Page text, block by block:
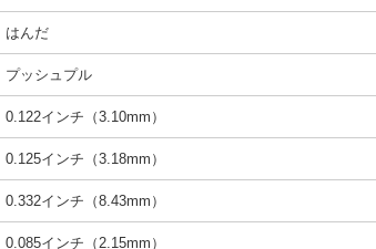
はんだ
プッシュプル
0.122インチ（3.10mm）
0.125インチ（3.18mm）
0.332インチ（8.43mm）
0.085インチ（2.15mm）